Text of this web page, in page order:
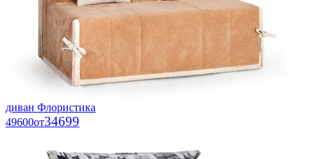
диван Флористика
49600от34699